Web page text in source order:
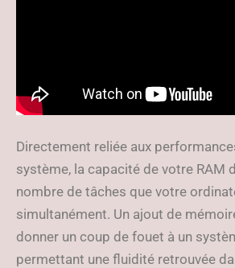
Directement reliée aux
système, la capacité de votre RAM
nombre de tâches que votre
simultanément. Un ajout de
donner un coup de fouet à un
permettant une fluidité retrouvée